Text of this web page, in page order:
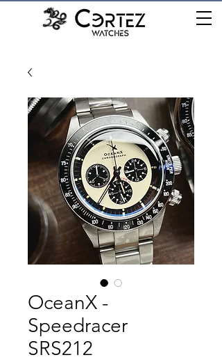
OceanX -
Speedracer
SRS212